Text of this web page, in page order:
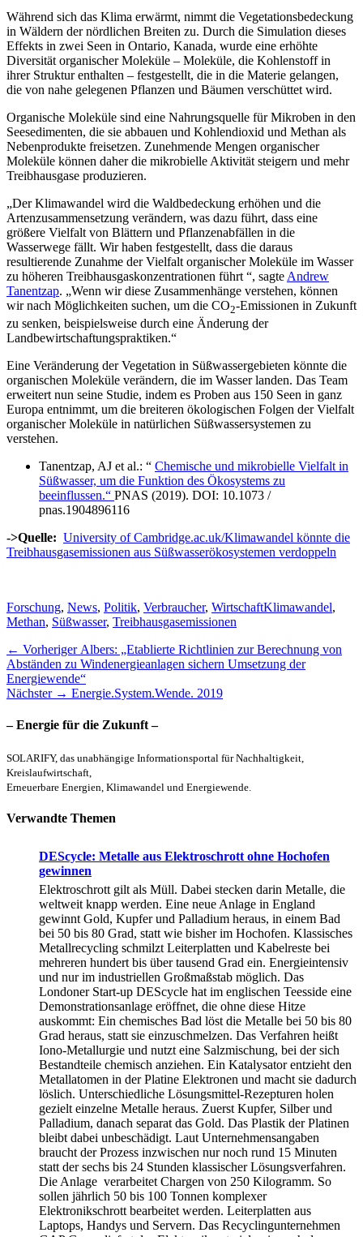
Während sich das Klima erwärmt, nimmt die Vegetationsbedeckung
in Wäldern der nördlichen Breiten zu. Durch die Simulation dieses
Effekts in zwei Seen in Ontario, Kanada, wurde eine erhöhte
Diversität organischer Moleküle – Moleküle, die Kohlenstoff in
ihrer Struktur enthalten – festgestellt, die in die Materie gelangen,
die von nahe gelegenen Pflanzen und Bäumen verschüttet wird.
Organische Moleküle sind eine Nahrungsquelle für Mikroben in den
Seesedimenten, die sie abbauen und Kohlendioxid und Methan als
Nebenprodukte freisetzen. Zunehmende Mengen organischer
Moleküle können daher die mikrobielle Aktivität steigern und mehr
Treibhausgase produzieren.
„Der Klimawandel wird die Waldbedeckung erhöhen und die
Artenzusammensetzung verändern, was dazu führt, dass eine
größere Vielfalt von Blättern und Pflanzenabfällen in die
Wasserwege fällt. Wir haben festgestellt, dass die daraus
resultierende Zunahme der Vielfalt organischer Moleküle im Wasser
zu höheren Treibhausgaskonzentrationen führt “, sagte Andrew
Tanentzap. „Wenn wir diese Zusammenhänge verstehen, können
wir nach Möglichkeiten suchen, um die CO2-Emissionen in Zukunft
zu senken, beispielsweise durch eine Änderung der
Landbewirtschaftungspraktiken.“
Eine Veränderung der Vegetation in Süßwassergebieten könnte die
organischen Moleküle verändern, die im Wasser landen. Das Team
erweitert nun seine Studie, indem es Proben aus 150 Seen in ganz
Europa entnimmt, um die breiteren ökologischen Folgen der Vielfalt
organischer Moleküle in natürlichen Süßwassersystemen zu
verstehen.
Tanentzap, AJ et al.: “ Chemische und mikrobielle Vielfalt in
Süßwasser, um die Funktion des Ökosystems zu
beeinflussen.“ PNAS (2019). DOI: 10.1073 /
pnas.1904896116
->Quelle: University of Cambridge.ac.uk/Klimawandel könnte die
Treibhausgasemissionen aus Süßwasserökosystemen verdoppeln
Kategorien
Forschung, News, Politik, Verbraucher, WirtschaftSchlagworte
Klimawandel,
Methan, Süßwasser, Treibhausgasemissionen
Beitragsnavigation
← Vorheriger Vorheriger
Beitrag:
Albers: „Etablierte Richtlinien zur Berechnung von
Abständen zu Windenergieanlagen sichern Umsetzung der
Energiewende“
Nächster → Nächster
Energie.System.Wende. 2019
– Energie für die Zukunft –
SOLARIFY, das unabhängige Informationsportal für Nachhaltigkeit,
Kreislaufwirtschaft,
Erneuerbare Energien, Klimawandel und Energiewende.
Verwandte Themen
DEScycle: Metalle aus Elektroschrott ohne Hochofen
gewinnen
Elektroschrott gilt als Müll. Dabei stecken darin Metalle, die
weltweit knapp werden. Eine neue Anlage in England
gewinnt Gold, Kupfer und Palladium heraus, in einem Bad
bei 50 bis 80 Grad, statt wie bisher im Hochofen. Klassisches
Metallrecycling schmilzt Leiterplatten und Kabelreste bei
mehreren hundert bis über tausend Grad ein. Energieintensiv
und nur im industriellen Großmaßstab möglich. Das
Londoner Start-up DEScycle hat im englischen Teesside eine
Demonstrationsanlage eröffnet, die ohne diese Hitze
auskommt: Ein chemisches Bad löst die Metalle bei 50 bis 80
Grad heraus, statt sie einzuschmelzen. Das Verfahren heißt
Iono-Metallurgie und nutzt eine Salzmischung, bei der sich
Bestandteile chemisch anziehen. Ein Katalysator entzieht den
Metallatomen in der Platine Elektronen und macht sie dadurch
löslich. Unterschiedliche Lösungsmittel-Rezepturen holen
gezielt einzelne Metalle heraus. Zuerst Kupfer, Silber und
Palladium, danach separat das Gold. Das Plastik der Platinen
bleibt dabei unbeschädigt. Laut Unternehmensangaben
braucht der Prozess inzwischen nur noch rund 15 Minuten
statt der sechs bis 24 Stunden klassischer Lösungsverfahren.
Die Anlage verarbeitet Chargen von 250 Kilogramm. So
sollen jährlich 50 bis 100 Tonnen komplexer
Elektronikschrott bearbeitet werden. Leiterplatten aus
Laptops, Handys und Servern. Das Recyclingunternehmen